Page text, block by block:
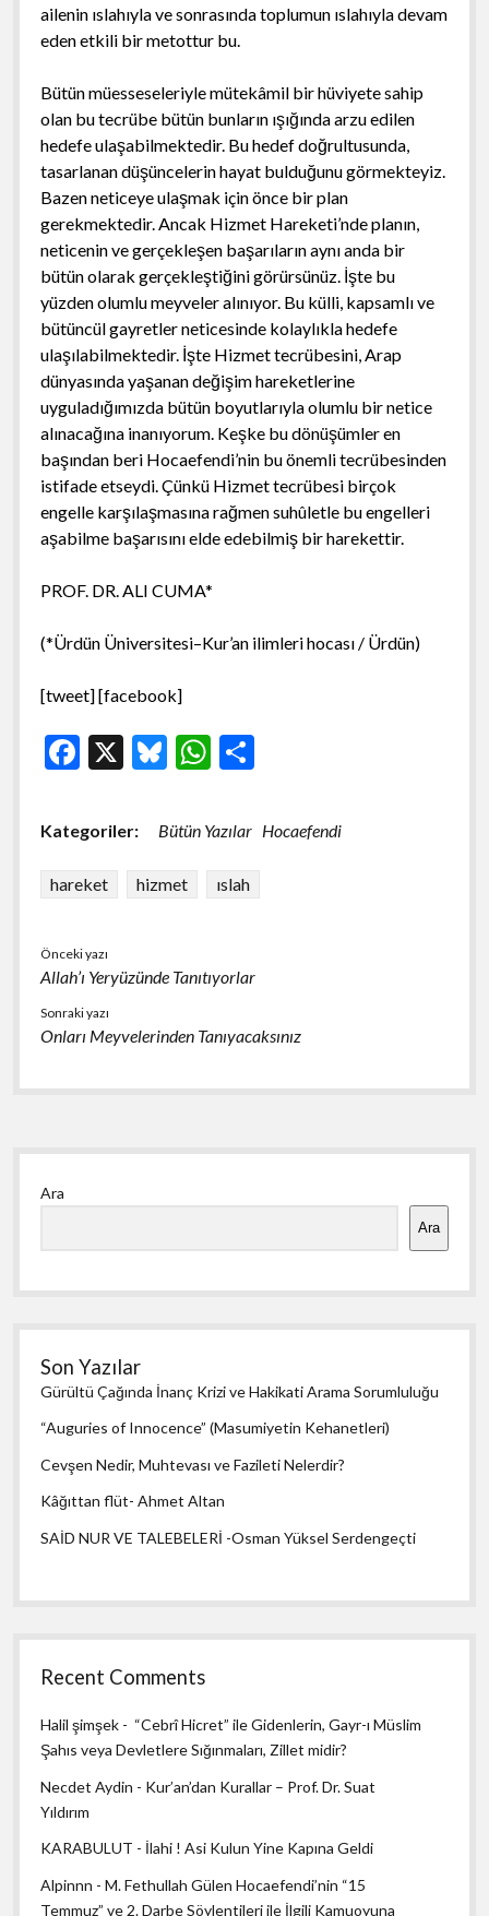
ailenin ıslahıyla ve sonrasında toplumun ıslahıyla devam
eden etkili bir metottur bu.
Bütün müesseseleriyle mütekâmil bir hüviyete sahip
olan bu tecrübe bütün bunların ışığında arzu edilen
hedefe ulaşabilmektedir. Bu hedef doğrultusunda,
tasarlanan düşüncelerin hayat bulduğunu görmekteyiz.
Bazen neticeye ulaşmak için önce bir plan
gerekmektedir. Ancak Hizmet Hareketi’nde planın,
neticenin ve gerçekleşen başarıların aynı anda bir
bütün olarak gerçekleştiğini görürsünüz. İşte bu
yüzden olumlu meyveler alınıyor. Bu külli, kapsamlı ve
bütüncül gayretler neticesinde kolaylıkla hedefe
ulaşılabilmektedir. İşte Hizmet tecrübesini, Arap
dünyasında yaşanan değişim hareketlerine
uyguladığımızda bütün boyutlarıyla olumlu bir netice
alınacağına inanıyorum. Keşke bu dönüşümler en
başından beri Hocaefendi’nin bu önemli tecrübesinden
istifade etseydi. Çünkü Hizmet tecrübesi birçok
engelle karşılaşmasına rağmen suhûletle bu engelleri
aşabilme başarısını elde edebilmiş bir harekettir.
PROF. DR. ALI CUMA*
(*Ürdün Üniversitesi–Kur’an ilimleri hocası / Ürdün)
[tweet] [facebook]
F
e
o
k
X Bl
es
W
at
A
S
ar
Kategoriler: Bütün Yazılar Hocaefendi
hareket hizmet ıslah
Önceki yazı
Allah’ı Yeryüzünde Tanıtıyorlar
Sonraki yazı
Onları Meyvelerinden Tanıyacaksınız
Yan
Menü
Ara
Ara
Son Yazılar
Gürültü Çağında İnanç Krizi ve Hakikati Arama Sorumluluğu
“Auguries of Innocence” (Masumiyetin Kehanetleri)
Cevşen Nedir, Muhtevası ve Fazileti Nelerdir?
Kâğıttan flüt- Ahmet Altan
SAİD NUR VE TALEBELERİ -Osman Yüksel Serdengeçti
Recent Comments
Halil şimşek - “Cebrî Hicret” ile Gidenlerin, Gayr-ı Müslim
Şahıs veya Devletlere Sığınmaları, Zillet midir?
Necdet Aydin - Kur’an’dan Kurallar – Prof. Dr. Suat
Yıldırım
KARABULUT - İlahi ! Asi Kulun Yine Kapına Geldi
Alpinnn -M. Fethullah Gülen Hocaefendi’nin “15
Temmuz” ve 2. Darbe Söylentileri ile İlgili Kamuoyuna